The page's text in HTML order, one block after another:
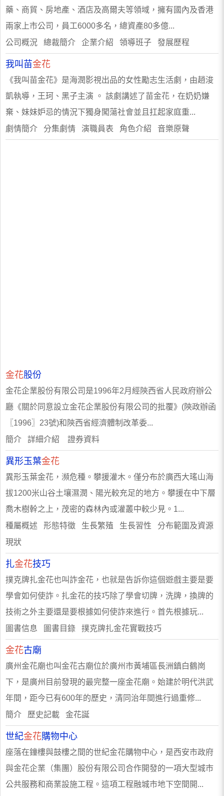
藥、商貿、房地產、酒店及高爾夫等領域，擁有國內及香港
兩家上市公司，員工6000多名，總資產80多億...
公司概況 總裁簡介 企業介紹 領導班子 發展歷程
我叫苗金花
《我叫苗金花》是海潤影視出品的女性勵志生活劇，由趙浚
凱執導，王珂、黑子主演 。 該劇講述了苗金花，在奶奶嫌
棄、妹妹妒忌的情況下獨身闖蕩社會並且扛起家庭重...
劇情簡介 分集劇情 演職員表 角色介紹 音樂原聲
金花股份
金花企業股份有限公司是1996年2月經陝西省人民政府辦公
廳《關於同意設立金花企業股份有限公司的批覆》(陝政辦函
〖1996〗23號)和陝西省經濟體制改革委...
簡介 詳細介紹 證券資料
異形玉葉金花
異形玉葉金花，瀕危種。攀援灌木。僅分布於廣西大瑤山海
拔1200米山谷土壤濕潤、陽光較充足的地方。攀援在中下層
喬木樹幹之上，茂密的森林內或灌叢中較少見。1...
種屬概述 形態特徵 生長繁殖 生長習性 分布範圍及資源
現狀
扎金花技巧
撲克牌扎金花也叫詐金花，也就是告訴你這個遊戲主要是要
學會如何使詐。扎金花的技巧除了學會切牌，洗牌，換牌的
技術之外主要還是要根據如何使詐來進行。首先根據玩...
圖書信息 圖書目錄 撲克牌扎金花實戰技巧
金花古廟
廣州金花廟也叫金花古廟位於廣州市黃埔區長洲鎮白鶴崗
下，是廣州目前發現的最完整一座金花廟。始建於明代洪武
年間，距今已有600年的歷史，清同治年間進行過重修...
簡介 歷史記載 金花誕
世紀金花購物中心
座落在鐘樓與鼓樓之間的世紀金花購物中心，是西安市政府
與金花企業（集團）股份有限公司合作開發的一項大型城市
公共服務和商業設施工程。這項工程融城市地下空間開...